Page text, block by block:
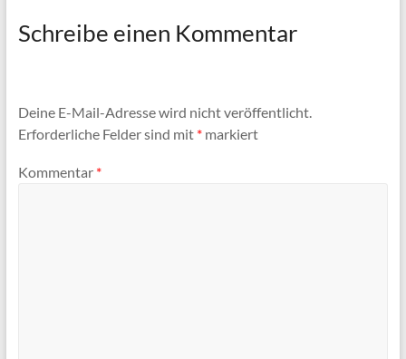
Schreibe einen Kommentar
Deine E-Mail-Adresse wird nicht veröffentlicht.
Erforderliche Felder sind mit *markiert
Kommentar *